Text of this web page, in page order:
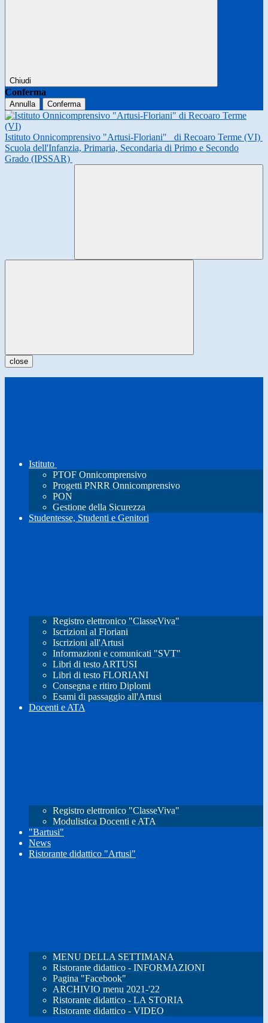
Chiudi
Conferma
Annulla Conferma
Istituto Onnicomprensivo "Artusi-Floriani"
di Recoaro Terme (VI)
Scuola dell'Infanzia, Primaria, Secondaria di Primo e Secondo
Grado (IPSSAR)
close
Istituto
PTOF Onnicomprensivo
Progetti PNRR Onnicomprensivo
PON
Gestione della Sicurezza
Studentesse, Studenti e Genitori
Registro elettronico "ClasseViva"
Iscrizioni al Floriani
Iscrizioni all'Artusi
Informazioni e comunicati "SVT"
Libri di testo ARTUSI
Libri di testo FLORIANI
Consegna e ritiro Diplomi
Esami di passaggio all'Artusi
Docenti e ATA
Registro elettronico "ClasseViva"
Modulistica Docenti e ATA
"Bartusi"
News
Ristorante didattico "Artusi"
MENU DELLA SETTIMANA
Ristorante didattico - INFORMAZIONI
Pagina "Facebook"
ARCHIVIO menu 2021-'22
Ristorante didattico - LA STORIA
Ristorante didattico - VIDEO